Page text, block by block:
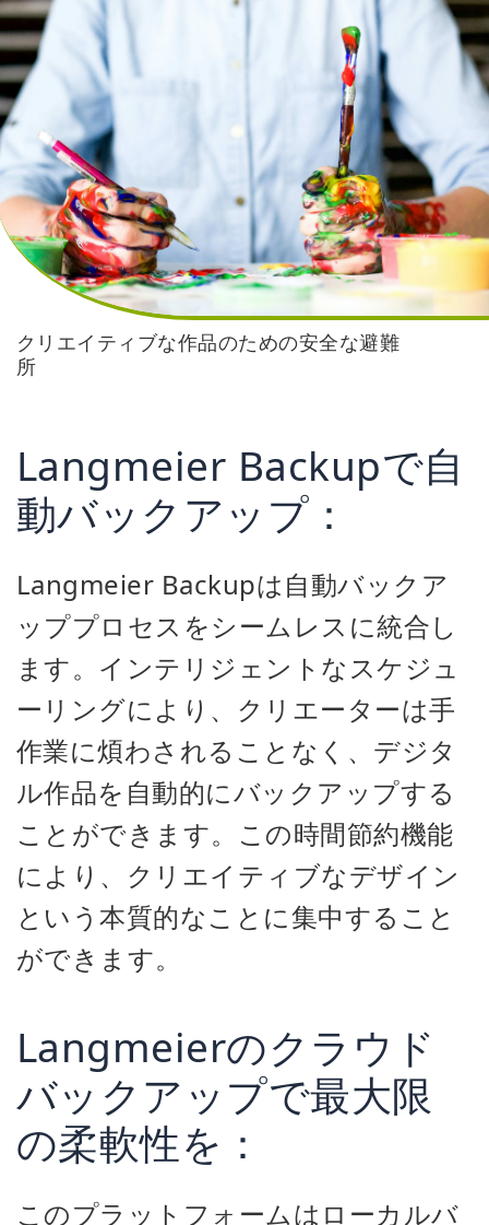
クリエイティブな作品のための安全な避難
所
Langmeier Backupで自
動バックアップ：
Langmeier Backupは自動バックア
ッププロセスをシームレスに統合し
ます。インテリジェントなスケジュ
ーリングにより、クリエーターは手
作業に煩わされることなく、デジタ
ル作品を自動的にバックアップする
ことができます。この時間節約機能
により、クリエイティブなデザイン
という本質的なことに集中すること
ができます。
Langmeierのクラウド
バックアップで最大限
の柔軟性を：
このプラットフォームはローカルバ